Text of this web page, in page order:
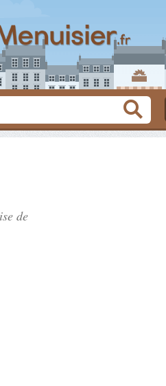
de